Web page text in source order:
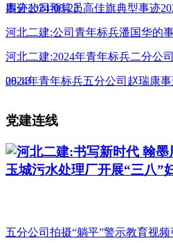
事迹2024-08-22
四分公司预算员高佳旗典型事迹
河北二建:公司青年标兵潘国华的
河北二建:2024年青年标兵二分公
08-13
2024年青年标兵五分公司赵瑞康事
党建连线
河北二建:书写新时代 翰
玉城污水处理厂开展“三八”
五分公司拍摄“躺平”警示教育视